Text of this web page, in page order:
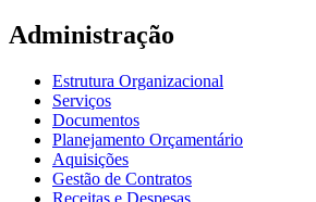
Administração
Estrutura Organizacional
Serviços
Documentos
Planejamento Orçamentário
Aquisições
Gestão de Contratos